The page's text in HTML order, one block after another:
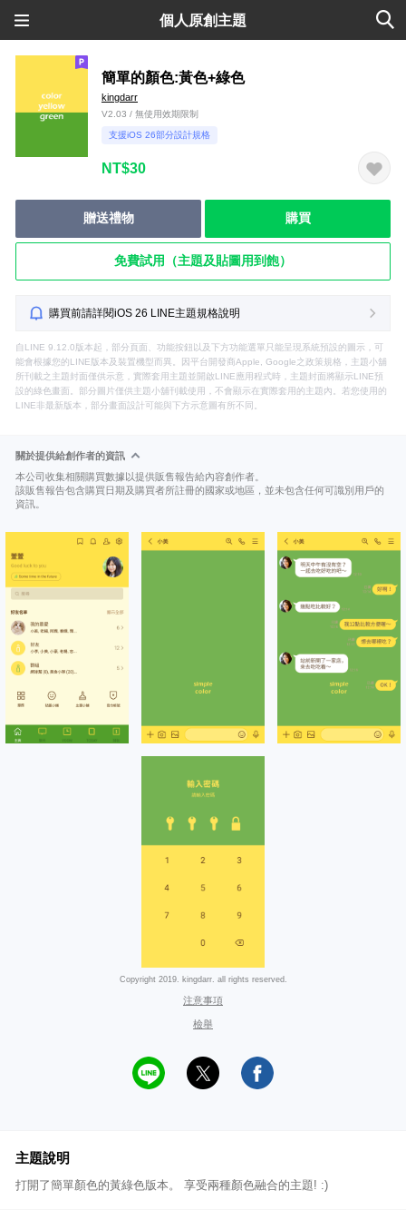
個人原創主題
簡單的顏色:黃色+綠色
kingdarr
V2.03 / 無使用效期限制
支援iOS 26部分設計規格
NT$30
贈送禮物 購買
免費試用（主題及貼圖用到飽）
購買前請詳閱iOS 26 LINE主題規格說明
自LINE 9.12.0版本起，部分頁面、功能按鈕以及下方功能選單只能呈現系統預設的圖示，可
能會根據您的LINE版本及裝置機型而異。因平台開發商Apple, Google之政策規格，主題小舖
所刊載之主題封面僅供示意，實際套用主題並開啟LINE應用程式時，主題封面將顯示LINE預
設的綠色畫面。部分圖片僅供主題小舖刊載使用，不會顯示在實際套用的主題內。若您使用的
LINE非最新版本，部分畫面設計可能與下方示意圖有所不同。
關於提供給創作者的資訊
本公司收集相關購買數據以提供販售報告給內容創作者。
該販售報告包含購買日期及購買者所註冊的國家或地區，並未包含任何可識別用戶的
資訊。
Copyright 2019. kingdarr. all rights reserved.
注意事項
檢舉
主題說明
打開了簡單顏色的黃綠色版本。 享受兩種顏色融合的主題! :)